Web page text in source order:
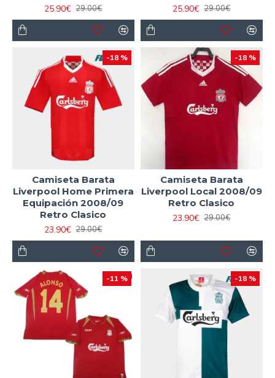
25.90€ 29.00€
25.90€ 29.00€
-18 %
Camiseta Barata
Liverpool Home Primera
Equipación 2008/09
Retro Clasico
23.90€ 29.00€
-18 %
Camiseta Barata
Liverpool Local 2008/09
Retro Clasico
23.90€ 29.00€
-11 % -18 %